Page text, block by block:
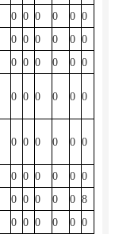
0 0 0 0 0 0
0 0 0 0 0 0
0 0 0 0 0 0
0 0 0 0 0 0
0 0 0 0 0 0
0 0 0 0 0 0
0 0 0 0 0 8
0 0 0 0 0 0